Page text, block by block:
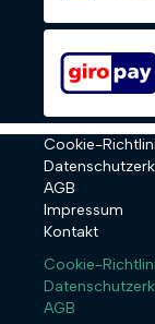
Cookie-
AGB
Impressum
Kontakt
Cookie-
AGB